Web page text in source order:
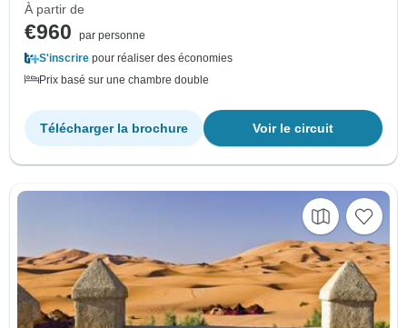
À partir de
€960
par personne
S'inscrire pour réaliser des économies
Prix basé sur une chambre double
Voir le circuit
Télécharger la brochure